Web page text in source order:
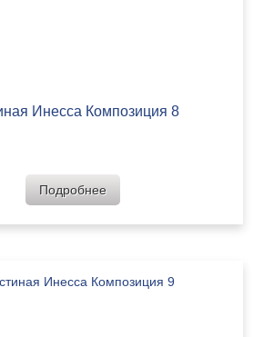
Инесса Композиция 8
Подробнее